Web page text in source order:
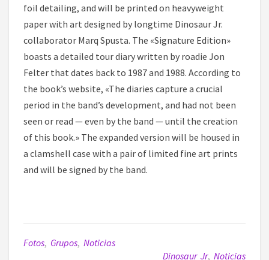
foil detailing, and will be printed on heavyweight
paper with art designed by longtime Dinosaur Jr.
collaborator Marq Spusta. The «Signature Edition»
boasts a detailed tour diary written by roadie Jon
Felter that dates back to 1987 and 1988. According to
the book’s website, «The diaries capture a crucial
period in the band’s development, and had not been
seen or read — even by the band — until the creation
of this book.» The expanded version will be housed in
a clamshell case with a pair of limited fine art prints
and will be signed by the band.
Fotos, Grupos, Noticias
Dinosaur Jr, Noticias